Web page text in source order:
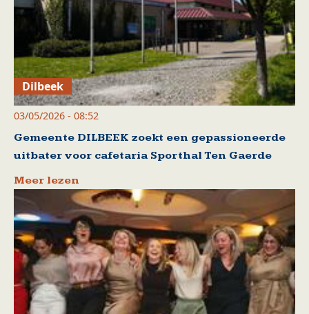
Dilbeek
03/05/2026 - 08:52
Gemeente DILBEEK zoekt een gepassioneerde
uitbater voor cafetaria Sporthal Ten Gaerde
Meer lezen